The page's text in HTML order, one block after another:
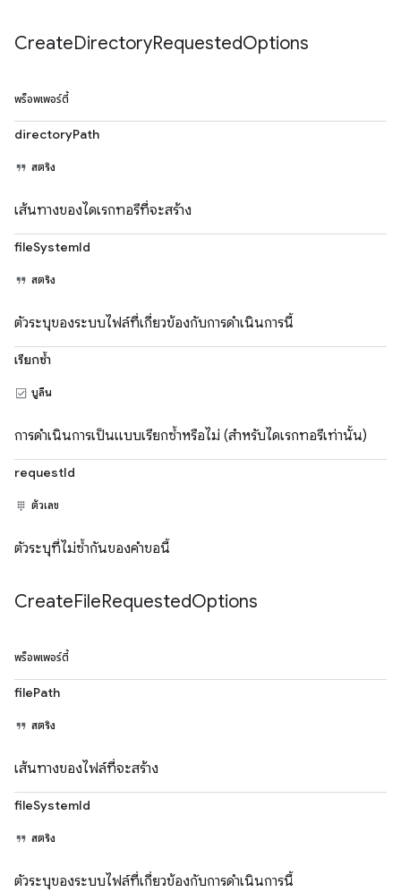
CreateDirectoryRequestedOptions
พร็อพเพอร์ตี้
directoryPath
สตริง
เส้นทางของไดเรกทอรีที่จะสร้าง
fileSystemId
สตริง
ตัวระบุของระบบไฟล์ที่เกี่ยวข้องกับการดำเนินการนี้
เรียกซ้ำ
บูลีน
การดำเนินการเป็นแบบเรียกซ้ำหรือไม่ (สำหรับไดเรกทอรีเท่านั้น)
requestId
ตัวเลข
ตัวระบุที่ไม่ซ้ำกันของคำขอนี้
CreateFileRequestedOptions
พร็อพเพอร์ตี้
filePath
สตริง
เส้นทางของไฟล์ที่จะสร้าง
fileSystemId
สตริง
ตัวระบุของระบบไฟล์ที่เกี่ยวข้องกับการดำเนินการนี้